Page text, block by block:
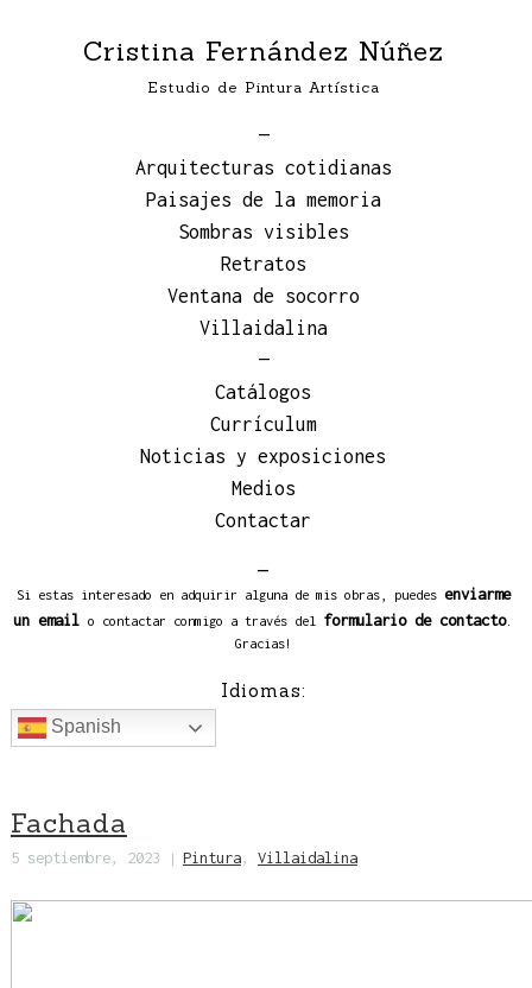
Cristina Fernández Núñez
Estudio de Pintura Artística
—
Arquitecturas cotidianas
Paisajes de la memoria
Sombras visibles
Retratos
Ventana de socorro
Villaidalina
—
Catálogos
Currículum
Noticias y exposiciones
Medios
Contactar
Si estas interesado en adquirir alguna de mis obras, puedes enviarme
un email o contactar conmigo a través del formulario de contacto.
Gracias!
Idiomas:
Spanish
Fachada
5 septiembre, 2023 | Pintura, Villaidalina